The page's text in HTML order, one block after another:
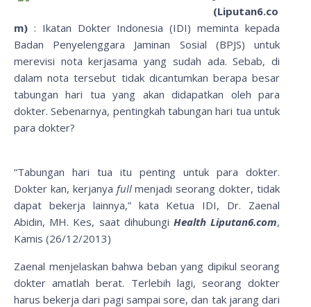
(Liputan6.co
m) : Ikatan Dokter Indonesia (IDI) meminta kepada
Badan Penyelenggara Jaminan Sosial (BPJS) untuk
merevisi nota kerjasama yang sudah ada. Sebab, di
dalam nota tersebut tidak dicantumkan berapa besar
tabungan hari tua yang akan didapatkan oleh para
dokter. Sebenarnya, pentingkah tabungan hari tua untuk
para dokter?
“Tabungan hari tua itu penting untuk para dokter.
Dokter kan, kerjanya fullmenjadi seorang dokter, tidak
dapat bekerja lainnya,” kata Ketua IDI, Dr. Zaenal
Abidin, MH. Kes, saat dihubungi Health Liputan6.com,
Kamis (26/12/2013)
Zaenal menjelaskan bahwa beban yang dipikul seorang
dokter amatlah berat. Terlebih lagi, seorang dokter
harus bekerja dari pagi sampai sore, dan tak jarang dari